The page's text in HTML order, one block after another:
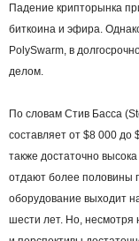
Падение крипторынка
биткоина и эфира.
PolySwarm, в
делом.
По словам Стив Басса
составляет от $8 000 до
также достаточно
отдают более половины
оборудование выходит
шести лет. Но, несмотря